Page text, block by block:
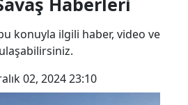
konuyla ilgili haber, video ve
02, 2024 23:10